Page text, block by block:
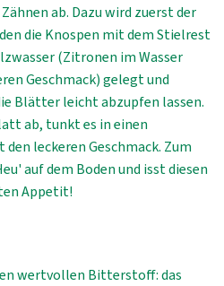
ab. Dazu wird zuerst der
die Knospen mit dem Stielrest
(Zitronen im Wasser
Geschmack) gelegt und
Blätter leicht abzupfen lassen.
ab, tunkt es in einen
leckeren Geschmack. Zum
auf dem Boden und isst diesen
Appetit!
wertvollen Bitterstoff: das